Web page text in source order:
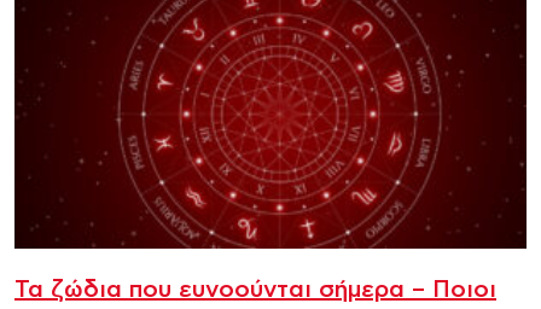
Τα ζώδια που ευνοούνται σήμερα – Ποιοι